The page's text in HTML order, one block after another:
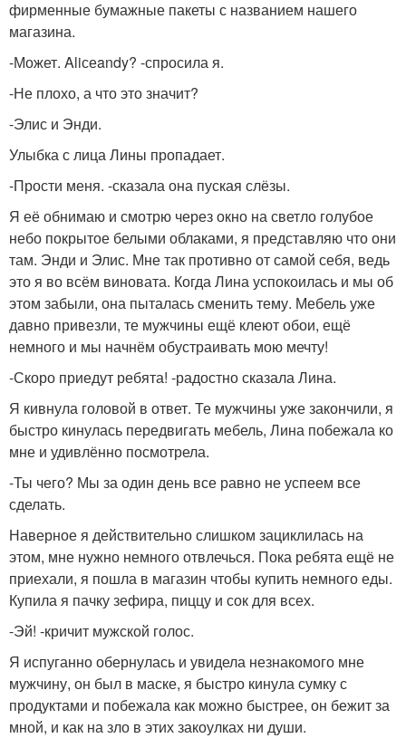
фирменные бумажные пакеты с названием нашего
магазина.
-Может. Aliсеandy? -спросила я.
-Не плохо, а что это значит?
-Элис и Энди.
Улыбка с лица Лины пропадает.
-Прости меня. -сказала она пуская слёзы.
Я её обнимаю и смотрю через окно на светло голубое
небо покрытое белыми облаками, я представляю что они
там. Энди и Элис. Мне так противно от самой себя, ведь
это я во всём виновата. Когда Лина успокоилась и мы об
этом забыли, она пыталась сменить тему. Мебель уже
давно привезли, те мужчины ещё клеют обои, ещё
немного и мы начнём обустраивать мою мечту!
-Скоро приедут ребята! -радостно сказала Лина.
Я кивнула головой в ответ. Те мужчины уже закончили, я
быстро кинулась передвигать мебель, Лина побежала ко
мне и удивлённо посмотрела.
-Ты чего? Мы за один день все равно не успеем все
сделать.
Наверное я действительно слишком зациклилась на
этом, мне нужно немного отвлечься. Пока ребята ещё не
приехали, я пошла в магазин чтобы купить немного еды.
Купила я пачку зефира, пиццу и сок для всех.
-Эй! -кричит мужской голос.
Я испуганно обернулась и увидела незнакомого мне
мужчину, он был в маске, я быстро кинула сумку с
продуктами и побежала как можно быстрее, он бежит за
мной, и как на зло в этих закоулках ни души.